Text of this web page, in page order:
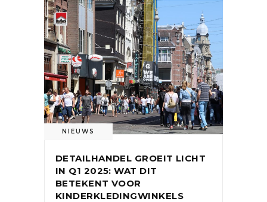
NIEUWS
DETAILHANDEL GROEIT LICHT
IN Q1 2025: WAT DIT
BETEKENT VOOR
KINDERKLEDINGWINKELS